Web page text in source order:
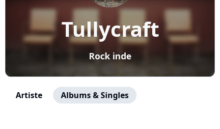
Tullycraft
Rock inde
Artiste Albums & Singles